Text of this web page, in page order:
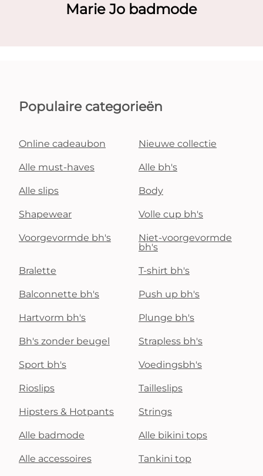
Marie Jo badmode
Populaire categorieën
Online cadeaubon Nieuwe collectie
Alle must-haves Alle bh's
Alle slips Body
Shapewear Volle cup bh's
Voorgevormde bh's
Niet-voorgevormde
bh's
Bralette T-shirt bh's
Balconnette bh's Push up bh's
Hartvorm bh's Plunge bh's
Bh's zonder beugel Strapless bh's
Sport bh's Voedingsbh's
Rioslips Tailleslips
Hipsters & Hotpants Strings
Alle badmode Alle bikini tops
Alle accessoires Tankini top